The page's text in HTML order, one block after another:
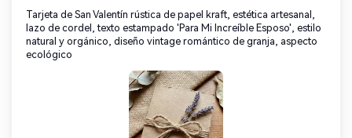
Tarjeta de San Valentín rústica de papel kraft, estética artesanal,
lazo de cordel, texto estampado 'Para Mi Increíble Esposo', estilo
natural y orgánico, diseño vintage romántico de granja, aspecto
ecológico